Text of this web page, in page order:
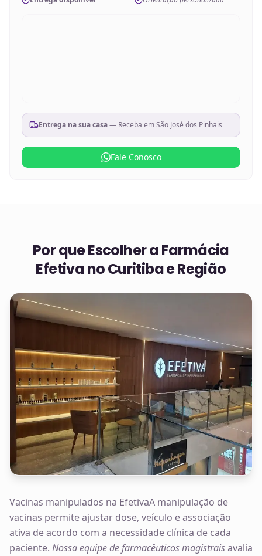
Entrega na sua casa— Receba emSão José dos Pinhais
Fale Conosco
Por que Escolher a Farmácia
Efetiva noCuritiba e Região
Vacinas manipulados na EfetivaA manipulação de
vacinas permite ajustar dose, veículo e associação
ativa de acordo com a necessidade clínica de cada
paciente. Nossa equipe de farmacêuticos magistraisavalia